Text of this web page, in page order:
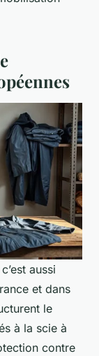
aussi
et dans
le
à la scie à
contre